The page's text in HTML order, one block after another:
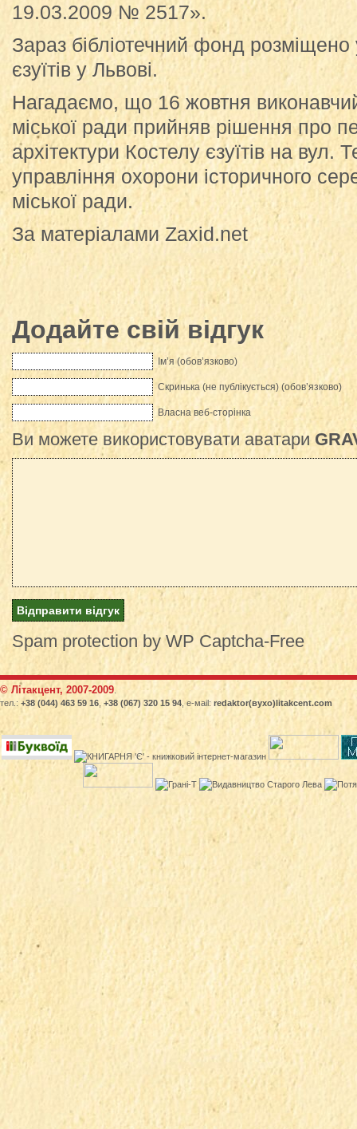
19.03.2009 № 2517».
Зараз бібліотечний фонд
єзуїтів у Львові.
Нагадаємо, що 16 жовтня виконавчий
міської ради прийняв рішення про
архітектури Костелу єзуїтів на вул.
управління охорони історичного
міської ради.
За матеріалами Zaxid.net
Додайте свій відгук
Ім’я (обов’язково)
Скринька (не публікується) (обов’язково)
Власна веб-сторінка
Ви можете використовувати аватари
Spam protection by WP Captcha-Free
© Літакцент, 2007-2009
тел.: +38 (044) 463 59 16 +38 (067) 320 15 94 , е-маіl: redaktor(вухо)litakcent.com